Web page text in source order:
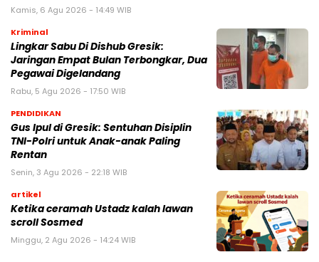
Kamis, 6 Agu 2026 - 14:49 WIB
Kriminal
Lingkar Sabu Di Dishub Gresik:
Jaringan Empat Bulan Terbongkar, Dua
Pegawai Digelandang
Rabu, 5 Agu 2026 - 17:50 WIB
PENDIDIKAN
Gus Ipul di Gresik: Sentuhan Disiplin
TNI-Polri untuk Anak-anak Paling
Rentan
Senin, 3 Agu 2026 - 22:18 WIB
artikel
Ketika ceramah Ustadz kalah lawan
scroll Sosmed
Minggu, 2 Agu 2026 - 14:24 WIB